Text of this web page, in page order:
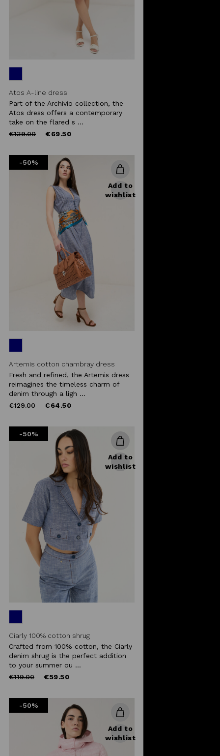
Atos A-line dress
Part of the Archivio collection, the
Atos dress offers a contemporary
take on the flared s ...
Price
€139.00to €69.50
-50%
Add to
wishlist
Artemis cotton chambray dress
Fresh and refined, the Artemis dress
reimagines the timeless charm of
denim through a ligh ...
Price
€129.00to €64.50
-50%
Add to
wishlist
Ciarly 100% cotton shrug
Crafted from 100% cotton, the Ciarly
denim shrug is the perfect addition
to your summer ou ...
Price
€119.00to €59.50
-50%
Add to
wishlist